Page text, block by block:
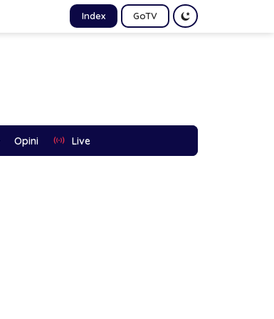
Index GoTV
Opini Live